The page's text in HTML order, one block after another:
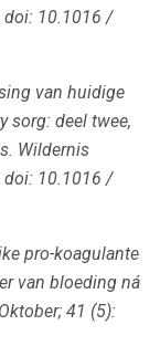
doi: 10.1016 /
van huidige
sorg: deel twee,
Wildernis
doi: 10.1016 /
pro-koagulante
van bloeding ná
41 (5):